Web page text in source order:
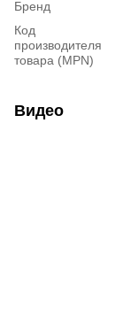
Бренд
Код
производителя
товара (MPN)
Видео